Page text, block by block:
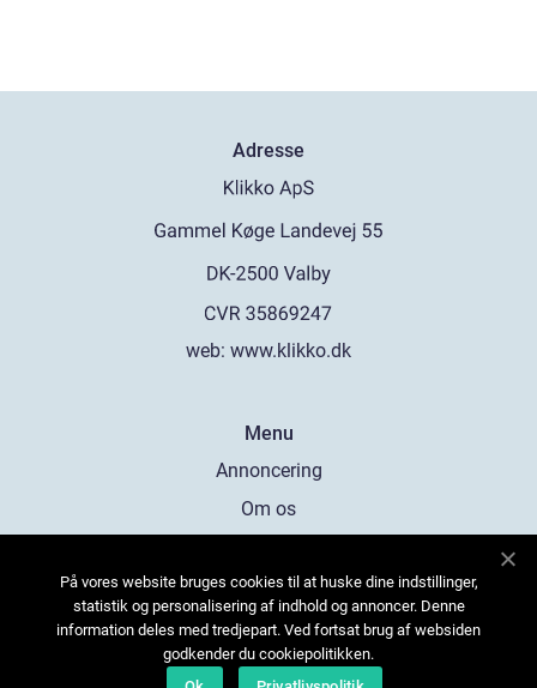
Adresse
web: www.klikko.dk
Menu
Annoncering
Om os
Kontakt os
Sitemap
På vores website bruges cookies til at huske dine indstillinger,
statistik og personalisering af indhold og annoncer. Denne
information deles med tredjepart. Ved fortsat brug af websiden
godkender du cookiepolitikken.